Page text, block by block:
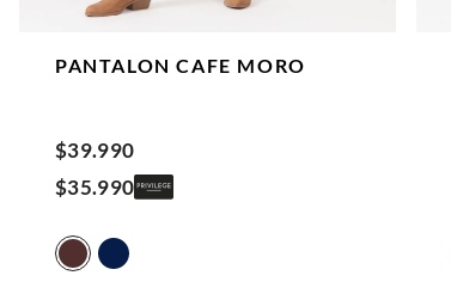
PANTALON CAFE MORO
$39.990
$35.990